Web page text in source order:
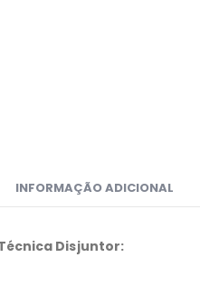
INFORMAÇÃO ADICIONAL
Disjuntor: